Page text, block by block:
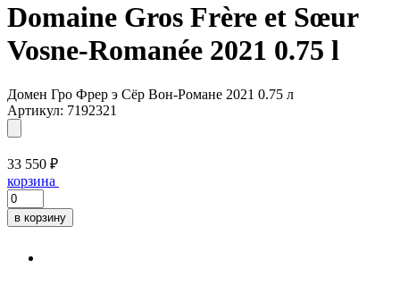
Domaine Gros Frère et Sœur
Vosne-Romanée 2021 0.75 l
Домен Гро Фрер э Сёр Вон-Романе 2021 0.75 л
Артикул: 7192321
33 550 ₽
корзина
в корзину